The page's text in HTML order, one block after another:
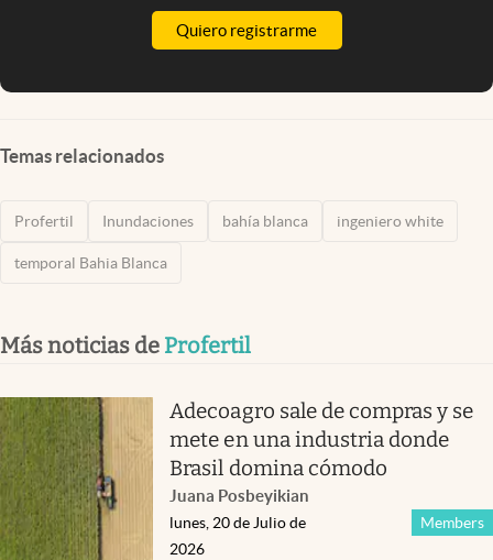
Quiero registrarme
Temas relacionados
Profertil Inundaciones bahía blanca ingeniero white
temporal Bahia Blanca
Más noticias de Profertil
Adecoagro sale de compras y se
mete en una industria donde
Brasil domina cómodo
Juana Posbeyikian
Members
lunes, 20 de Julio de
2026